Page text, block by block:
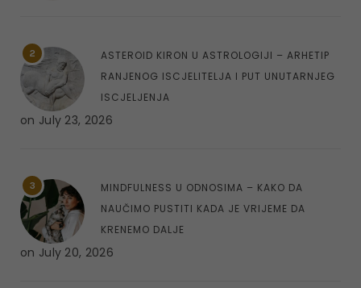
2
ASTEROID KIRON U ASTROLOGIJI – ARHETIP
RANJENOG ISCJELITELJA I PUT UNUTARNJEG
ISCJELJENJA
on July 23, 2026
3
MINDFULNESS U ODNOSIMA – KAKO DA
NAUČIMO PUSTITI KADA JE VRIJEME DA
KRENEMO DALJE
on July 20, 2026